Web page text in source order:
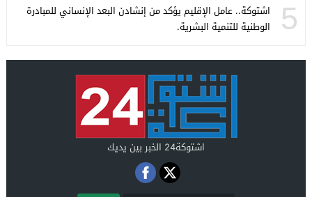
5
اشتوكة.. عامل الإقليم يؤكد من إنشادن البعد الإنساني للمبادرة
الوطنية للتنمية البشرية.
اشتوكة24 الخبر بين يديك